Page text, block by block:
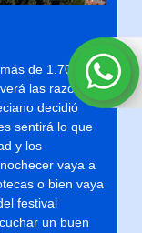
de 1.700
las razones
decidió
sentirá lo que
y los
vaya a
o bien vaya
festival
un buen